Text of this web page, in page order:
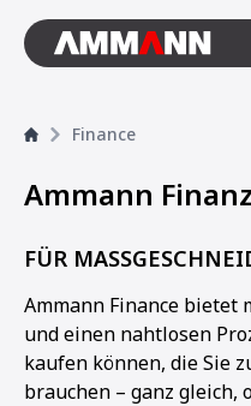
Finance
Ammann Finanz
FÜR
Ammann Finance bietet
und einen nahtlosen
kaufen können, die Sie
brauchen – ganz gleich,